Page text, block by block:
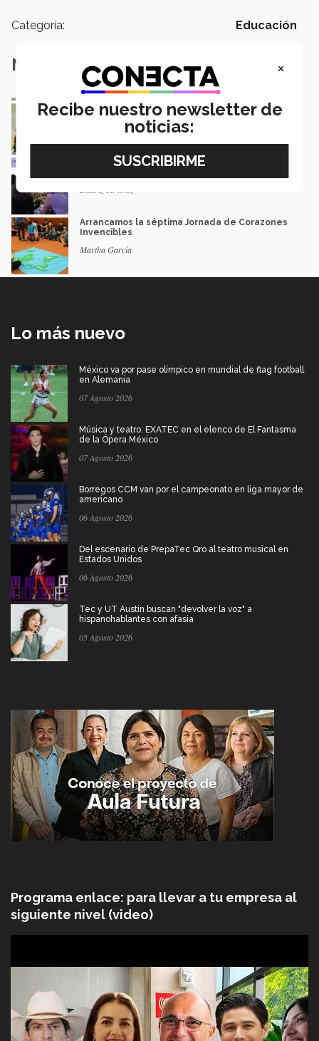
Categoría: Educación
Notas Relacionadas
Superniños viven un día lleno de magia
Redacción CONECTA
Las niñas pueden soñar con ser princesas y
Arrancamos la séptima Jornada de Corazones
Invencibles
Martha García
Lo más nuevo
México va por pase olímpico en mundial de flag football
en Alemania
07 Agosto 2026
Música y teatro: EXATEC en el elenco de El Fantasma
de la Ópera México
07 Agosto 2026
Borregos CCM van por el campeonato en liga mayor de
americano
06 Agosto 2026
Del escenario de PrepaTec Qro al teatro musical en
Estados Unidos
06 Agosto 2026
Tec y UT Austin buscan "devolver la voz" a
hispanohablantes con afasia
05 Agosto 2026
Programa enlace: para llevar a tu empresa al
siguiente nivel (video)
×
Recibe nuestro newsletter de
noticias: